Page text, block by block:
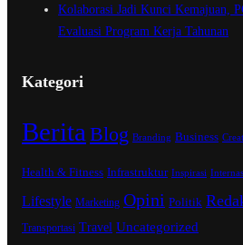
Kolaborasi Jadi Kunci Kemajuan,
Evaluasi Program Kerja Tahunan
Kategori
Berita Blog Branding Business
Health & Fitness Infrastruktur Inspirasi
Lifestyle Marketing Opini Politik
Transportasi Travel Uncategorized